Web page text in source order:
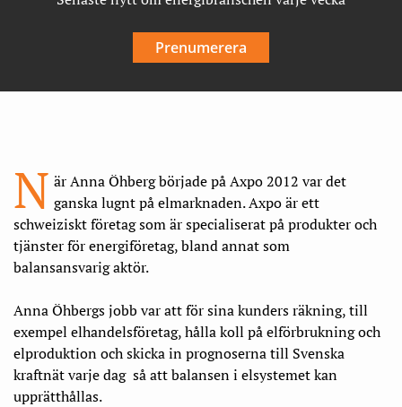
Prenumerera
N är Anna Öhberg började på Axpo 2012 var det
ganska lugnt på elmarknaden. Axpo är ett
schweiziskt företag som är specialiserat på produkter och
tjänster för energiföretag, bland annat som
balansansvarig aktör.
Anna Öhbergs jobb var att för sina kunders räkning, till
exempel elhandelsföretag, hålla koll på elförbrukning och
elproduktion och skicka in prognoserna till Svenska
kraftnät varje dag så att balansen i elsystemet kan
upprätthållas.